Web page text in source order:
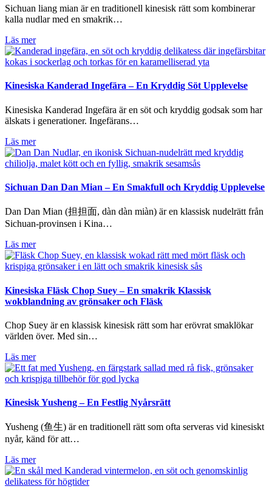
Sichuan liang mian är en traditionell kinesisk rätt som kombinerar
kalla nudlar med en smakrik…
Läs mer
Kinesiska Kanderad Ingefära – En Kryddig Söt Upplevelse
Kinesiska Kanderad Ingefära är en söt och kryddig godsak som har
älskats i generationer. Ingefärans…
Läs mer
Sichuan Dan Dan Mian – En Smakfull och Kryddig Upplevelse
Dan Dan Mian (担担面, dàn dàn miàn) är en klassisk nudelrätt från
Sichuan-provinsen i Kina…
Läs mer
Kinesiska Fläsk Chop Suey – En smakrik Klassisk
wokblandning av grönsaker och Fläsk
Chop Suey är en klassisk kinesisk rätt som har erövrat smaklökar
världen över. Med sin…
Läs mer
Kinesisk Yusheng – En Festlig Nyårsrätt
Yusheng (鱼生) är en traditionell rätt som ofta serveras vid kinesiskt
nyår, känd för att…
Läs mer